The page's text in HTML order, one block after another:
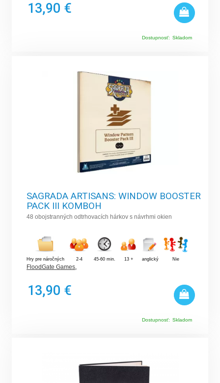
13,90 €
Dostupnosť: Skladom
SAGRADA ARTISANS: WINDOW BOOSTER
PACK III KOMBOH
48 obojstranných odtrhovacích hárkov s návrhmi okien
Hry pre náročných 2-4 45-60 min. 13 + anglický Nie
FloodGate Games
13,90 €
Dostupnosť: Skladom